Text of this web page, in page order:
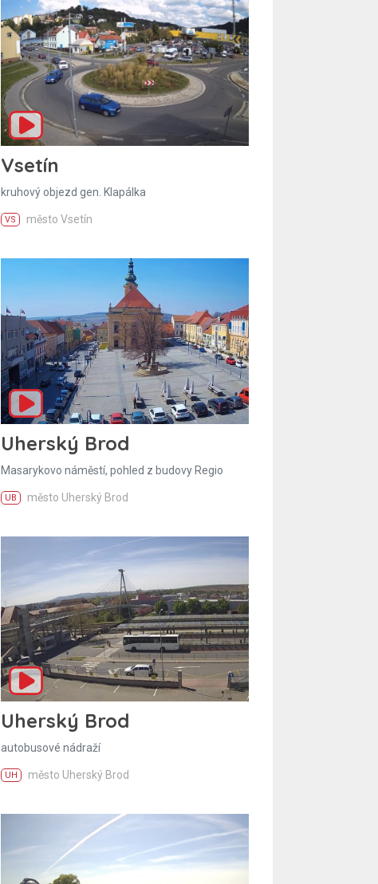
Vsetín
kruhový objezd gen. Klapálka
VS město Vsetín
Uherský Brod
Masarykovo náměstí, pohled z budovy Regio
UB město Uherský Brod
Uherský Brod
autobusové nádraží
UH město Uherský Brod